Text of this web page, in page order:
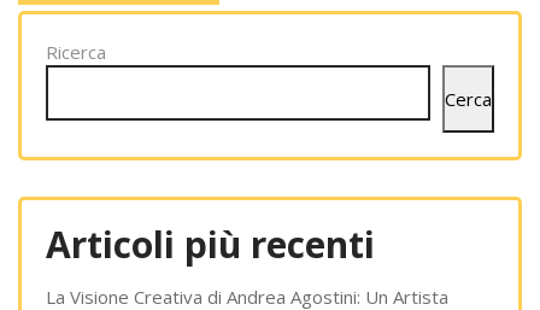
Ricerca
Cerca
Articoli più recenti
La Visione Creativa di Andrea Agostini: Un Artista